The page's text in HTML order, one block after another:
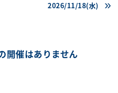
2026/11/18(水)
開催はありません